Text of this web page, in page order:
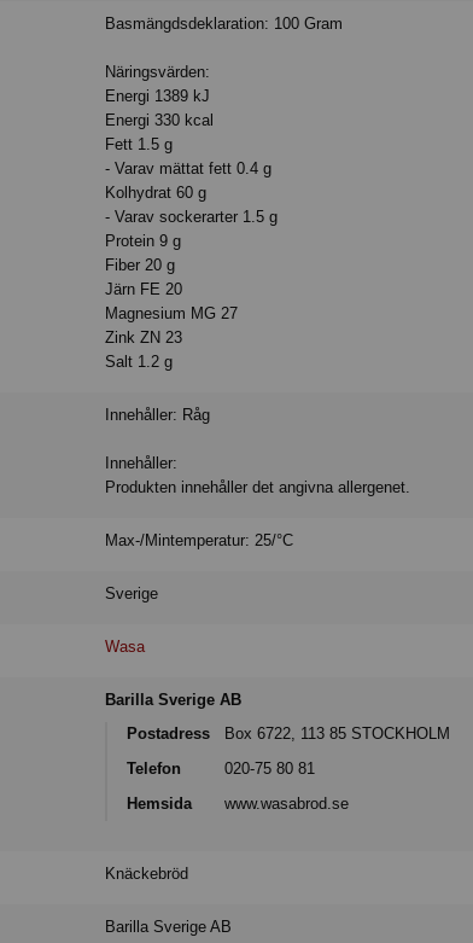
Basmängdsdeklaration: 100 Gram
Näringsvärden:
Energi 1389 kJ
Energi 330 kcal
Fett 1.5 g
- Varav mättat fett 0.4 g
Kolhydrat 60 g
- Varav sockerarter 1.5 g
Protein 9 g
Fiber 20 g
Järn FE 20
Magnesium MG 27
Zink ZN 23
Salt 1.2 g
Innehåller: Råg
Innehåller:
Produkten innehåller det angivna allergenet.
Max-/Mintemperatur: 25/°C
Sverige
Wasa
Barilla Sverige AB
Postadress
Box 6722, 113 85 STOCKHOLM
Telefon
020-75 80 81
Hemsida
www.wasabrod.se
Knäckebröd
Barilla Sverige AB